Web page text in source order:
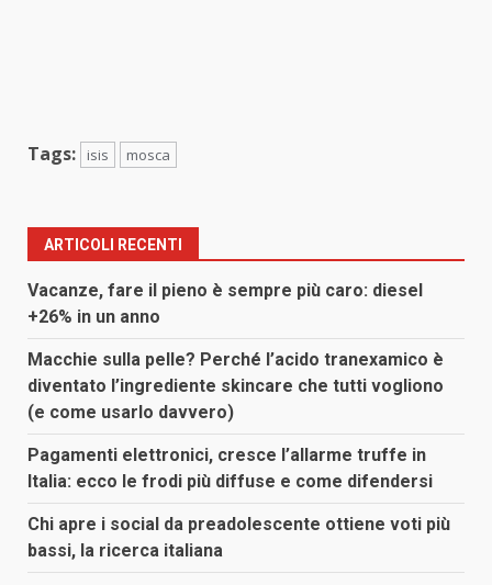
Tags: isis mosca
ARTICOLI RECENTI
Vacanze, fare il pieno è sempre più caro: diesel
+26% in un anno
Macchie sulla pelle? Perché l’acido tranexamico è
diventato l’ingrediente skincare che tutti vogliono
(e come usarlo davvero)
Pagamenti elettronici, cresce l’allarme truffe in
Italia: ecco le frodi più diffuse e come difendersi
Chi apre i social da preadolescente ottiene voti più
bassi, la ricerca italiana